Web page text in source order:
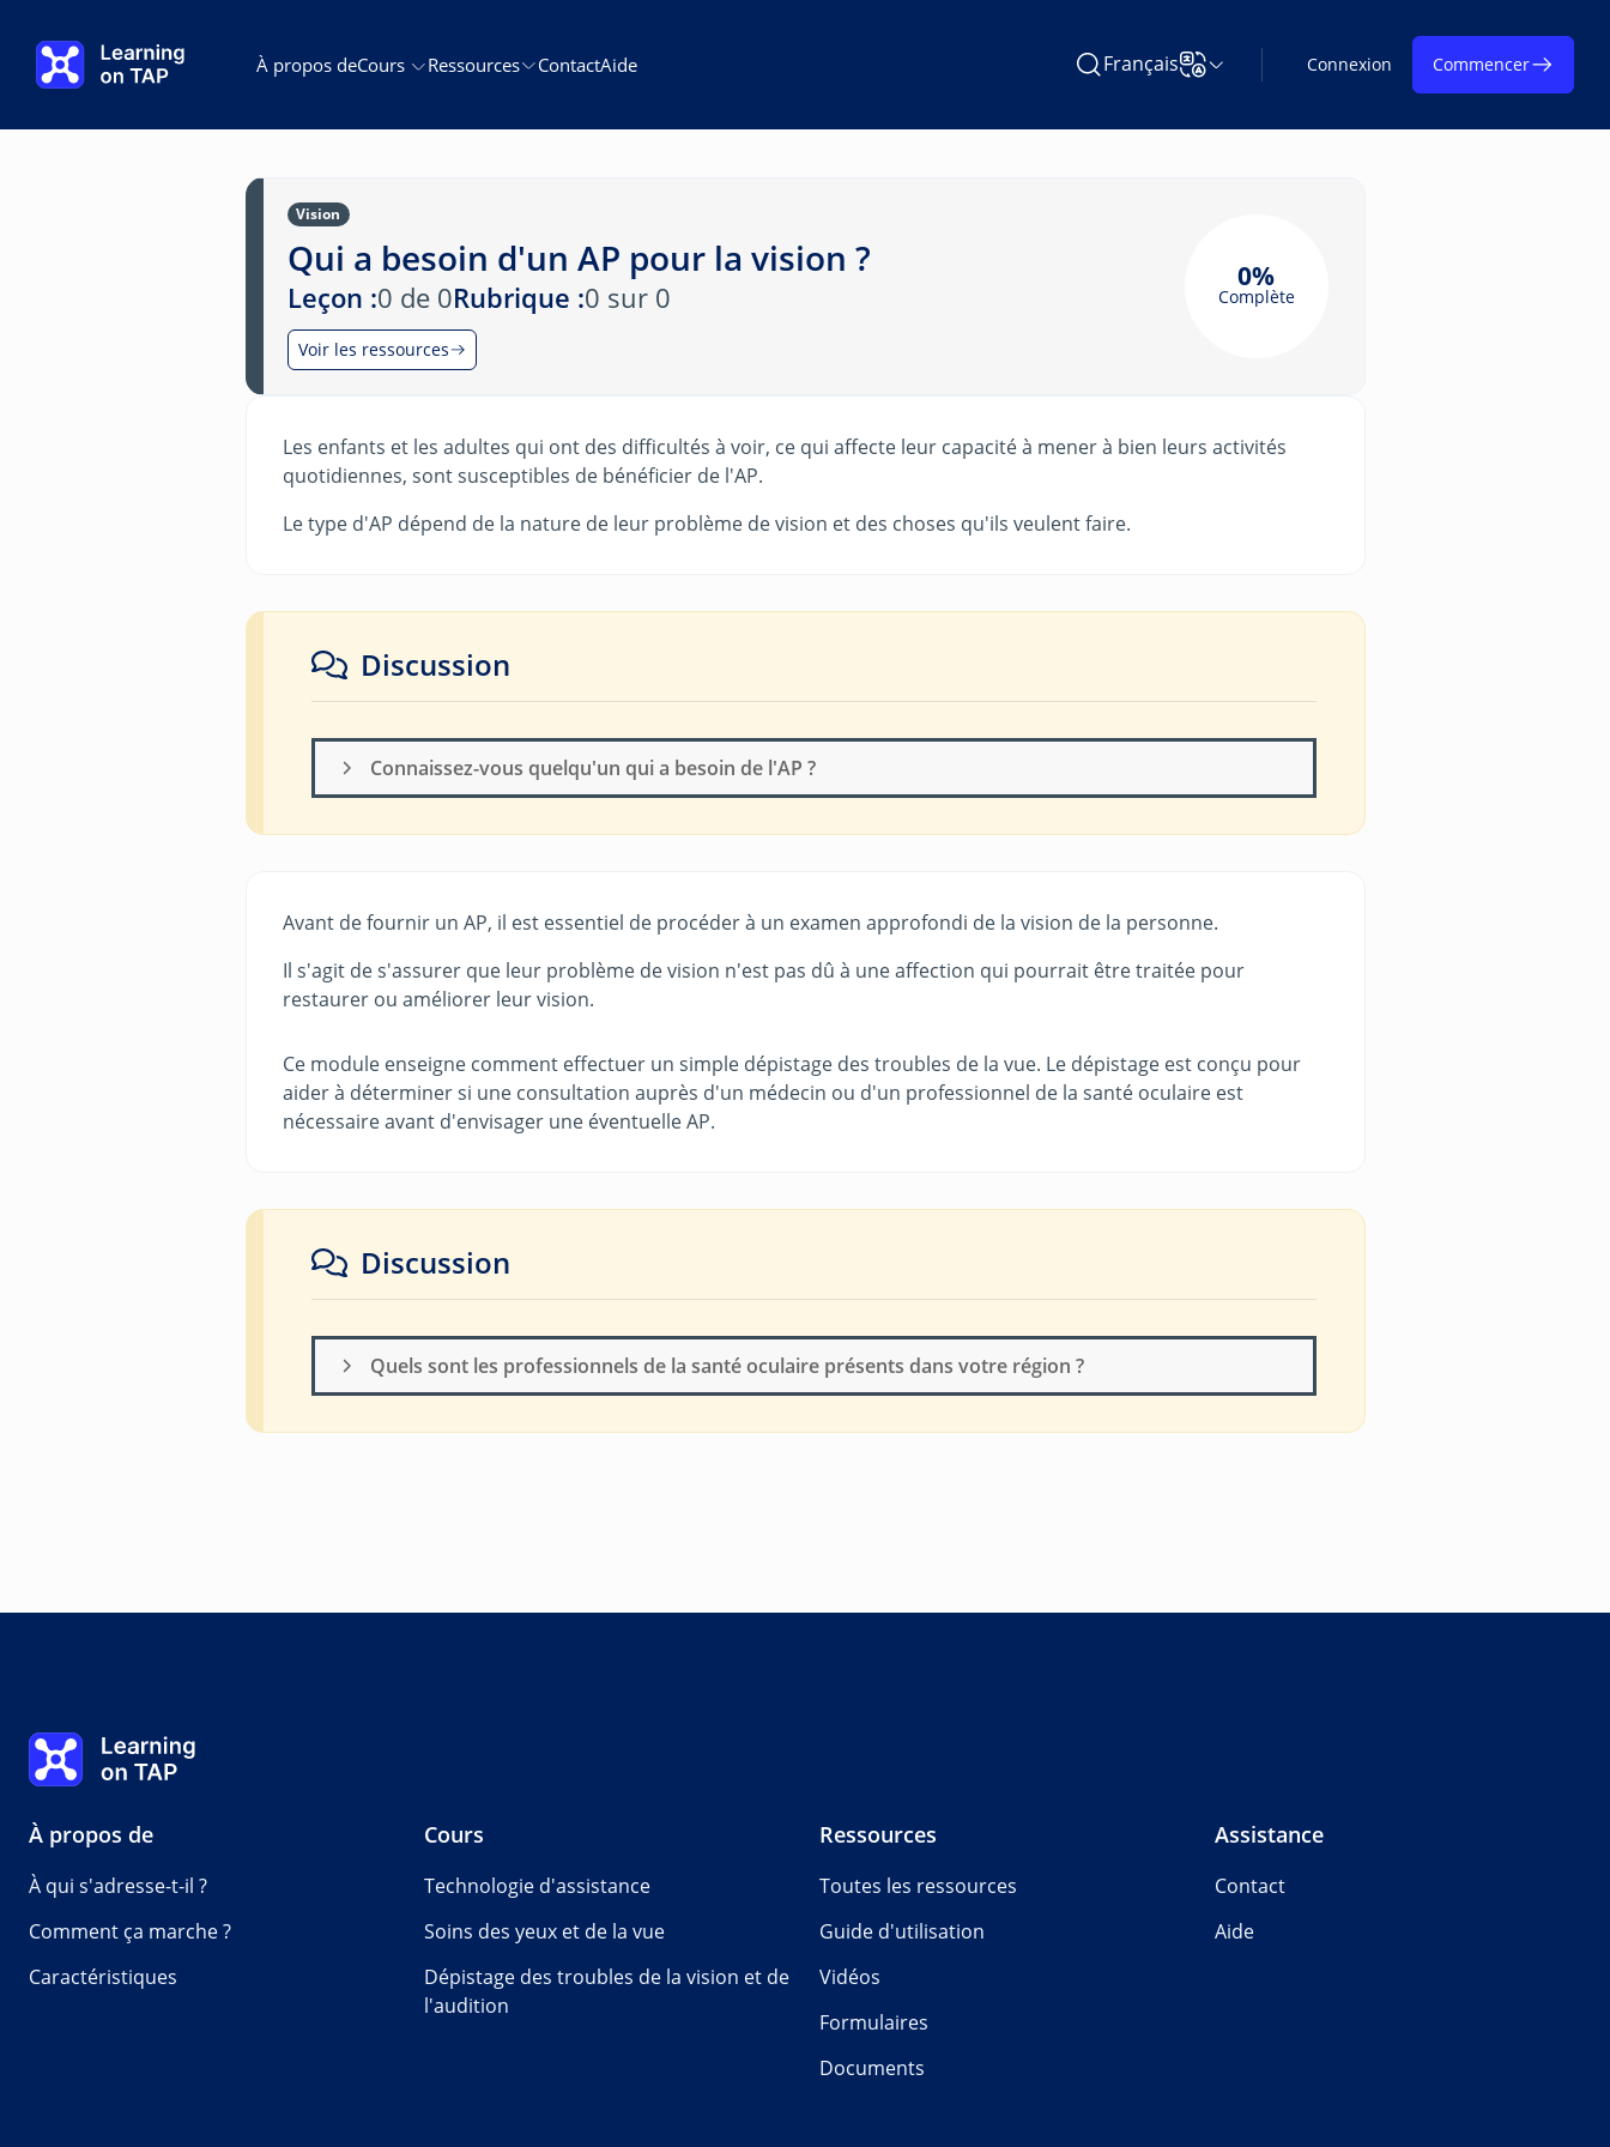
À propos deCours Ressources ContactAide Rechercher Learning on TAP
FrançaisChanger la langueConnexion Commencer
Vision
Qui a besoin d'un AP pour la vision ?
Leçon :0 de 0Rubrique :0 sur 0
Voir les ressources
0%
Complète
Les enfants et les adultes qui ont des difficultés à voir, ce qui affecte leur capacité à mener à bien leurs activités
quotidiennes, sont susceptibles de bénéficier de l'AP.
Le type d'AP dépend de la nature de leur problème de vision et des choses qu'ils veulent faire.
Discussion
Connaissez-vous quelqu'un qui a besoin de l'AP ?
Avant de fournir un AP, il est essentiel de procéder à un examen approfondi de la vision de la personne.
Il s'agit de s'assurer que leur problème de vision n'est pas dû à une affection qui pourrait être traitée pour
restaurer ou améliorer leur vision.
Ce module enseigne comment effectuer un simple dépistage des troubles de la vue. Le dépistage est conçu pour
aider à déterminer si une consultation auprès d'un médecin ou d'un professionnel de la santé oculaire est
nécessaire avant d'envisager une éventuelle AP.
Discussion
Quels sont les professionnels de la santé oculaire présents dans votre région ?
Learning on TAP Accueil
À propos de
À qui s'adresse-t-il ?
Comment ça marche ?
Caractéristiques
Cours
Technologie d'assistance
Soins des yeux et de la vue
Dépistage des troubles de la vision et de
l'audition
Ressources
Toutes les ressources
Guide d'utilisation
Vidéos
Formulaires
Documents
Assistance
Contact
Aide